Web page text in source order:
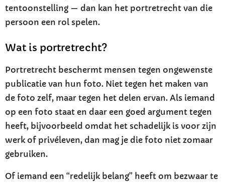
tentoonstelling — dan kan het portretrecht van die
persoon een rol spelen.
Wat is portretrecht?
Portretrecht beschermt mensen tegen ongewenste
publicatie van hun foto. Niet tegen het maken van
de foto zelf, maar tegen het delen ervan. Als iemand
op een foto staat en daar een goed argument tegen
heeft, bijvoorbeeld omdat het schadelijk is voor zijn
werk of privéleven, dan mag je die foto niet zomaar
gebruiken.
Of iemand een “redelijk belang” heeft om bezwaar te